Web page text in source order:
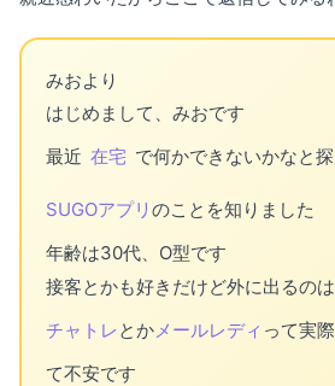
みおより
はじめまして、みおです
最近 在宅 で何かできないかなと探
SUGOアプリ のことを知りました
年齢は30代、O型です
接客とかも好きだけど外に出るの
チャトレ とかメールレディ って実
て不安です